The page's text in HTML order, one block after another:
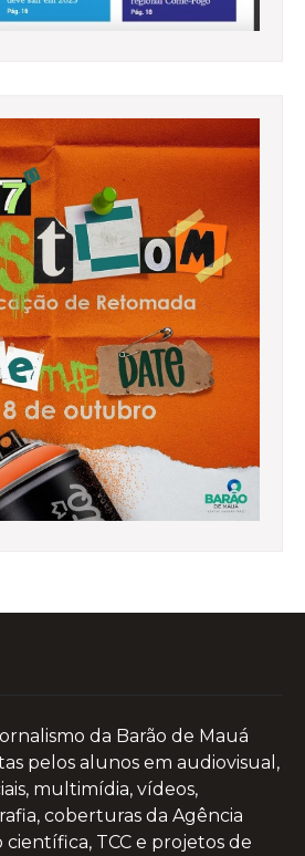
da Barão de Mauá
pelos alunos em audiovisual,
multimídia, vídeos,
coberturas da Agência
científica, TCC e projetos de